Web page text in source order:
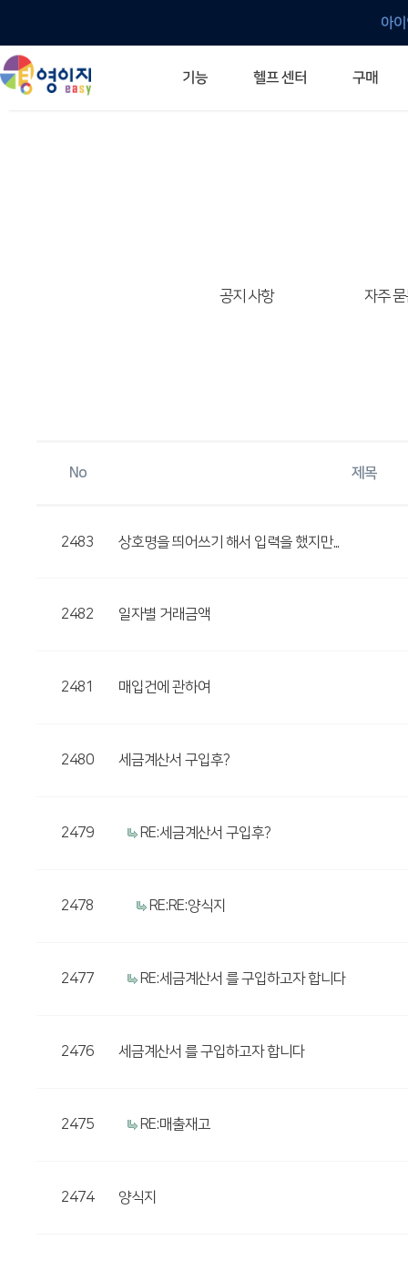
아
기능 헬프 센터 구매
공지 사항 자주
No 제목
2483 상호명을 띄어쓰기 해서 입력을 했지만...
2482 일자별 거래금액
2481 매입건에 관하여
2480 세금계산서 구입후?
2479 RE:세금계산서 구입후?
2478 RE:RE:양식지
2477 RE:세금계산서 를 구입하고자 합니다
2476 세금계산서 를 구입하고자 합니다
2475 RE:매출재고
2474 양식지